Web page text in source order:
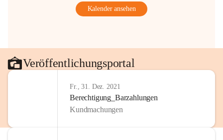
Kalender ansehen
Veröffentlichungsportal
Fr., 31. Dez. 2021
Berechtigung_Barzahlungen
Kundmachungen